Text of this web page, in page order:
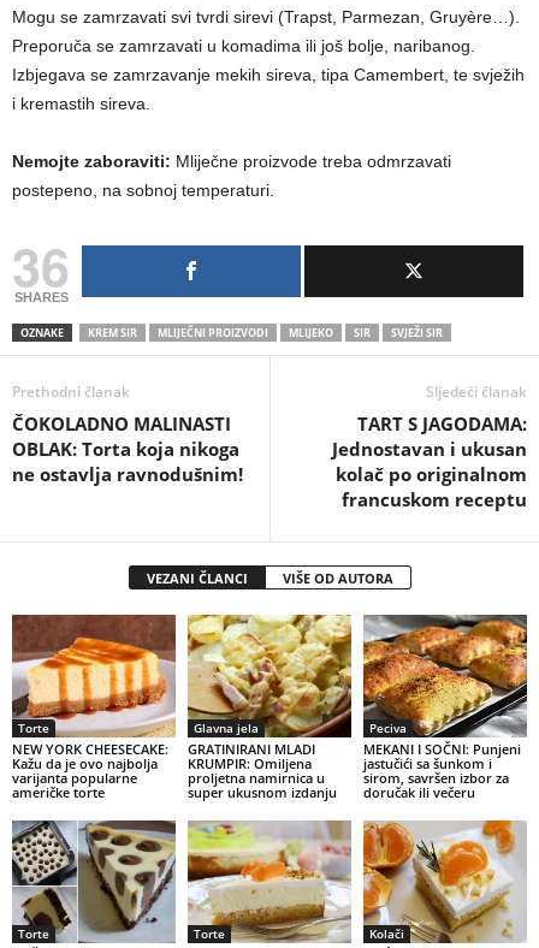
Mogu se zamrzavati svi tvrdi sirevi (Trapst, Parmezan, Gruyère…).
Preporuča se zamrzavati u komadima ili još bolje, naribanog.
Izbjegava se zamrzavanje mekih sireva, tipa Camembert, te svježih
i kremastih sireva.
Nemojte zaboraviti: Mliječne proizvode treba odmrzavati
postepeno, na sobnoj temperaturi.
36
SHARES
OZNAKE KREM SIR MLIJEČNI PROIZVODI MLIJEKO SIR SVJEŽI SIR
Prethodni članak
ČOKOLADNO MALINASTI
OBLAK: Torta koja nikoga
ne ostavlja ravnodušnim!
Sljedeći članak
TART S JAGODAMA:
Jednostavan i ukusan
kolač po originalnom
francuskom receptu
VEZANI ČLANCI VIŠE OD AUTORA
Torte
NEW YORK CHEESECAKE:
Kažu da je ovo najbolja
varijanta popularne
američke torte
Glavna jela
GRATINIRANI MLADI
KRUMPIR: Omiljena
proljetna namirnica u
super ukusnom izdanju
Peciva
MEKANI I SOČNI: Punjeni
jastučići sa šunkom i
sirom, savršen izbor za
doručak ili večeru
Torte Torte Kolači